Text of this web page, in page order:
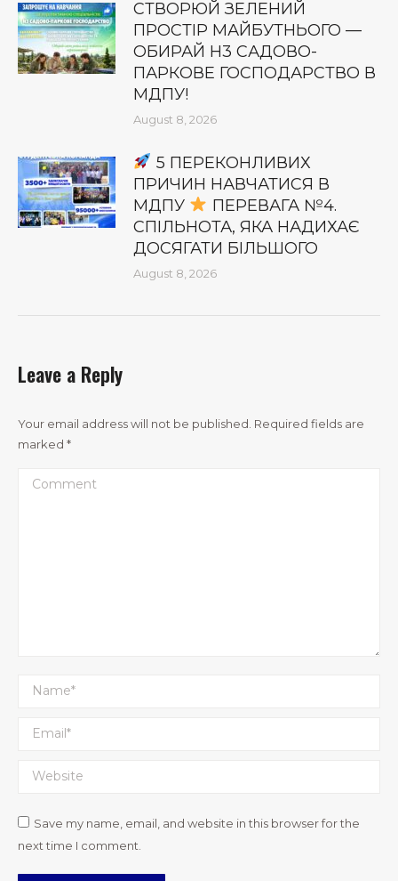
СТВОРЮЙ ЗЕЛЕНИЙ
ПРОСТІР МАЙБУТНЬОГО —
ОБИРАЙ Н3 САДОВО-
ПАРКОВЕ ГОСПОДАРСТВО В
МДПУ!
August 8, 2026
5 ПЕРЕКОНЛИВИХ
ПРИЧИН НАВЧАТИСЯ В
МДПУ
ПЕРЕВАГА №4.
СПІЛЬНОТА, ЯКА НАДИХАЄ
ДОСЯГАТИ БІЛЬШОГО
August 8, 2026
Leave a Reply
Your email address will not be published. Required fields are
marked *
Comment
Name *
Email *
Website
Save my name, email, and website in this browser for the
next time I comment.